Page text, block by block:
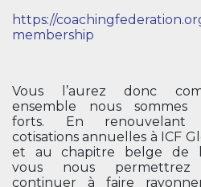
https://
membership
Vous l’aurez donc
ensemble nous sommes
forts. En renouvelant
cotisations annuelles à ICF
et au chapitre belge de
vous nous
continuer à faire